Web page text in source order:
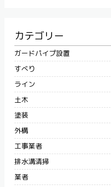
カテゴリー
ガードパイプ設置
すべり
ライン
土木
塗装
外構
工事業者
排水溝清掃
業者